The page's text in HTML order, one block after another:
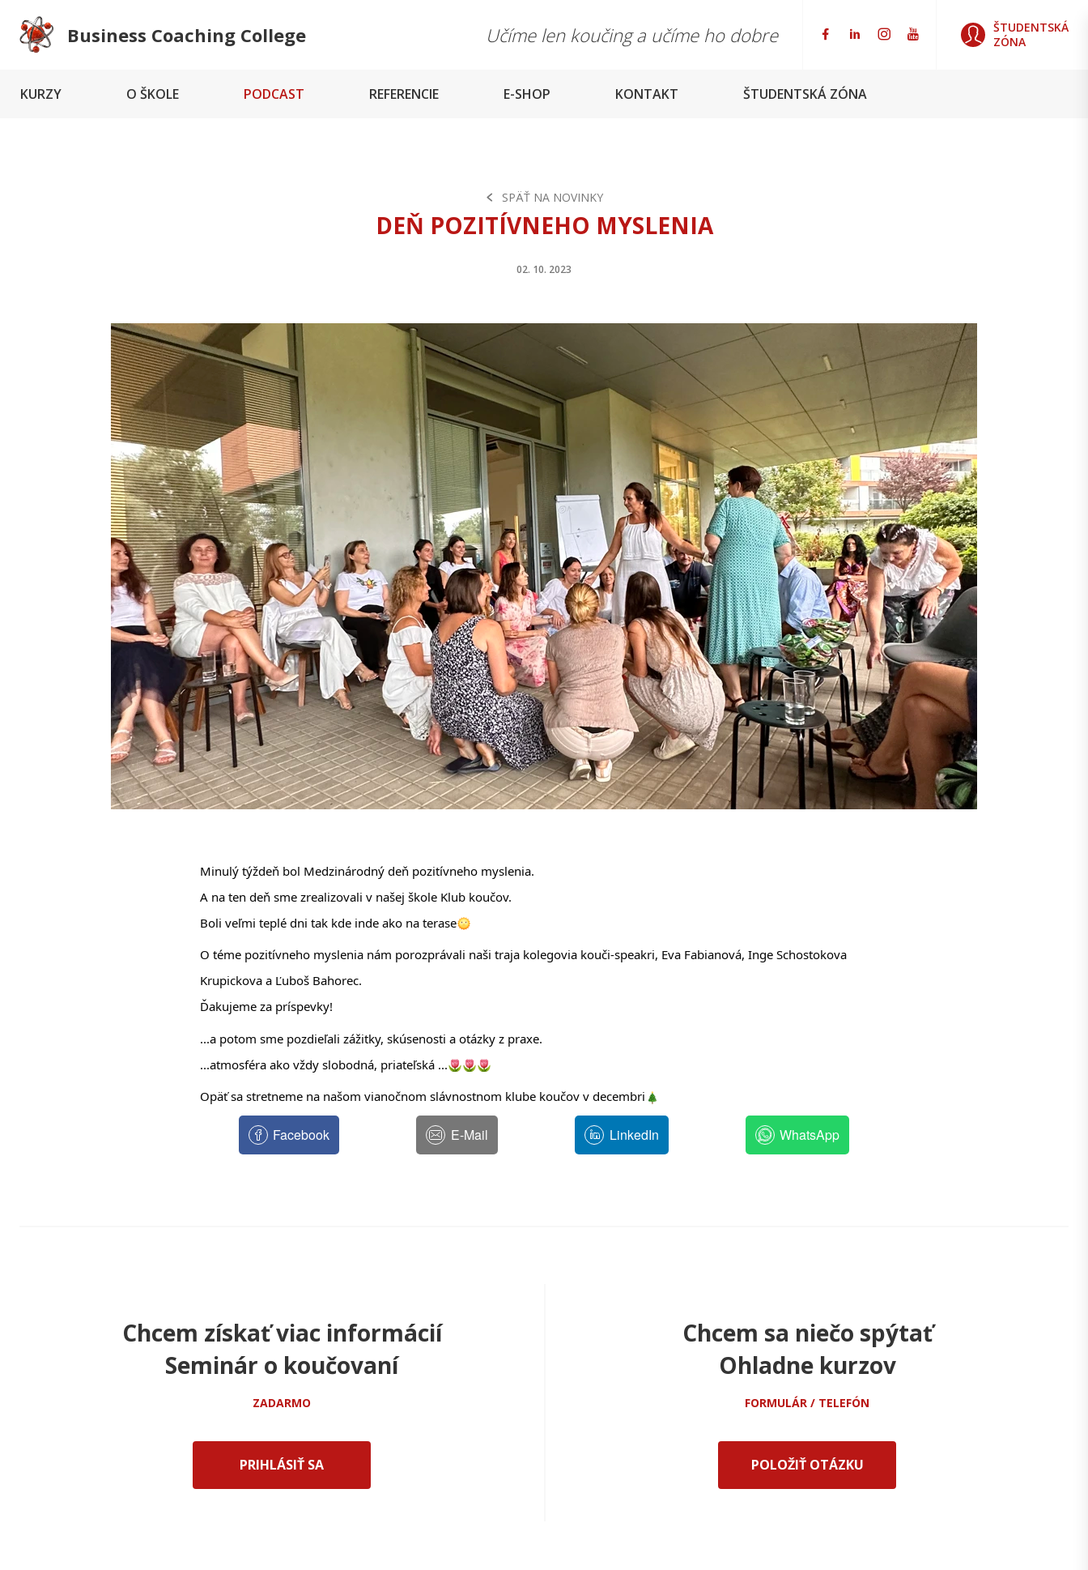
Business Coaching College Učíme len koučing a učíme ho dobre
ŠTUDENTSKÁ
ZÓNA
KURZY O ŠKOLE PODCAST REFERENCIE E-SHOP KONTAKT ŠTUDENTSKÁ ZÓNA
SPÄŤ NA NOVINKY
DEŇ POZITÍVNEHO MYSLENIA
02. 10. 2023
Minulý týždeň bol Medzinárodný deň pozitívneho myslenia.
A na ten deň sme zrealizovali v našej škole Klub koučov.
Boli veľmi teplé dni tak kde inde ako na terase
O téme pozitívneho myslenia nám porozprávali naši traja kolegovia kouči-speakri, Eva Fabianová, Inge Schostokova
Krupickova a Ľuboš Bahorec.
Ďakujeme za príspevky!
...a potom sme pozdieľali zážitky, skúsenosti a otázky z praxe.
...atmosféra ako vždy slobodná, priateľská ...
Opäť sa stretneme na našom vianočnom slávnostnom klube koučov v decembri
Facebook E-Mail LinkedIn WhatsApp
Chcem získať viac informácií
Seminár o koučovaní
ZADARMO
PRIHLÁSIŤ SA
Chcem sa niečo spýtať
Ohladne kurzov
FORMULÁR / TELEFÓN
POLOŽIŤ OTÁZKU